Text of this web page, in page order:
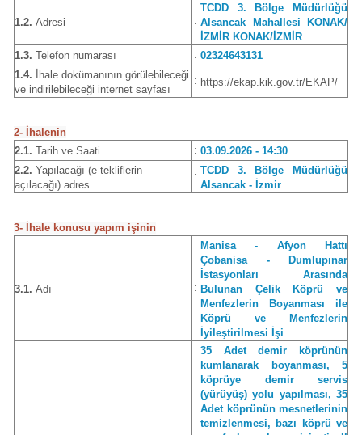
1.2. Adresi :
TCDD 3. Bölge Müdürlüğü
Alsancak Mahallesi KONAK/
İZMİR KONAK/İZMİR
1.3. Telefon numarası : 02324643131
1.4. İhale dokümanının görülebileceği
ve indirilebileceği internet sayfası
: https://ekap.kik.gov.tr/EKAP/
2- İhalenin
2.1. Tarih ve Saati : 03.09.2026 - 14:30
2.2. Yapılacağı (e-tekliflerin
açılacağı) adres
: TCDD 3. Bölge Müdürlüğü
Alsancak - İzmir
3- İhale konusu yapım işinin
3.1. Adı :
Manisa - Afyon Hattı
Çobanisa - Dumlupınar
İstasyonları Arasında
Bulunan Çelik Köprü ve
Menfezlerin Boyanması ile
Köprü ve Menfezlerin
İyileştirilmesi İşi
35 Adet demir köprünün
kumlanarak boyanması, 5
köprüye demir servis
(yürüyüş) yolu yapılması, 35
Adet köprünün mesnetlerinin
temizlenmesi, bazı köprü ve